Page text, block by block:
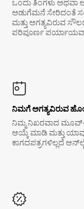
ಒಂದು ತಿಂಗಳು ಅಥವಾ
ಅಡುಗೆಮನೆ ಸೇರಿದಂತೆ
ಮತ್ತು ಅಗತ್ಯವಿರುವ
ಪರಿಪೂರ್ಣ
ನಿಮಗೆ ಅಗತ್ಯವಿರುವ
ನಿಮ್ಮ ನಿಖರವಾದ
ಆಯ್ಕೆ ಮಾಡಿ ಮತ್ತು
ಕಾಗದಪತ್ರಗಳಿಲ್ಲದೆ